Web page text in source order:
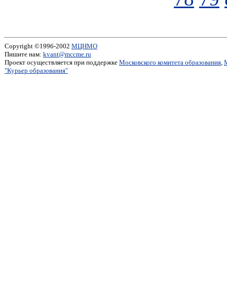
Copyright ©1996-2002 МЦНМО
Пишите нам: kvant@mccme.ru
Проект осуществляется при поддержке Московского комитета образования,
"Курьер образования"